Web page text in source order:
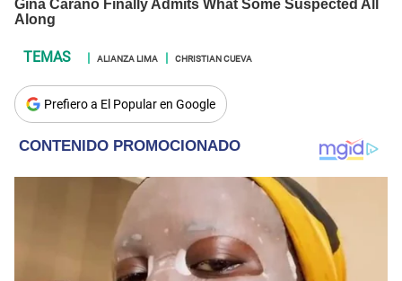
ALIANZA LIMA CHRISTIAN CUEVA
Prefiero a El Popular en Google